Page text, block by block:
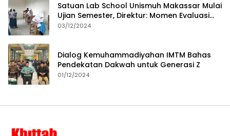
Satuan Lab School Unismuh Makassar Mulai
Ujian Semester, Direktur: Momen Evaluasi
Proses Pembelajaran
03/12/2024
Dialog Kemuhammadiyahan IMTM Bahas
Pendekatan Dakwah untuk Generasi Z
01/12/2024